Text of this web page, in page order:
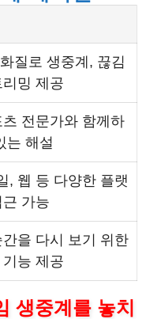
질로 생중계, 끊김
밍 제공
전문가와 함께하
는 해설
, 웹 등 다양한 플랫
가능
을 다시 보기 위한
능 제공
생중계를 놓치